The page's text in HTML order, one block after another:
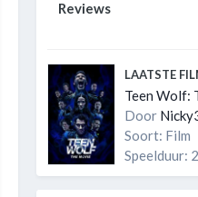
Reviews
LAATSTE
Teen Wolf:
Door
Soort: Film
Speelduur: